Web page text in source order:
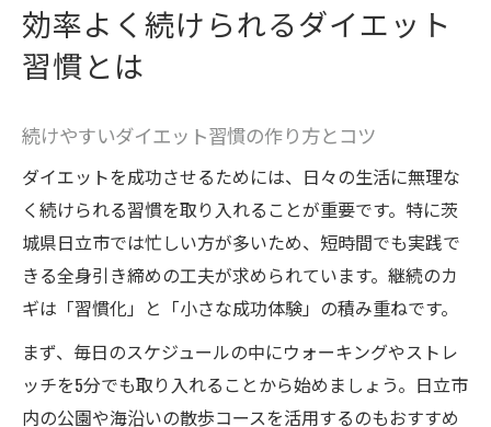
効率よく続けられるダイエット
習慣とは
続けやすいダイエット習慣の作り方とコツ
ダイエットを成功させるためには、日々の生活に無理な
く続けられる習慣を取り入れることが重要です。特に茨
城県日立市では忙しい方が多いため、短時間でも実践で
きる全身引き締めの工夫が求められています。継続のカ
ギは「習慣化」と「小さな成功体験」の積み重ねです。
まず、毎日のスケジュールの中にウォーキングやストレ
ッチを5分でも取り入れることから始めましょう。日立市
内の公園や海沿いの散歩コースを活用するのもおすすめ